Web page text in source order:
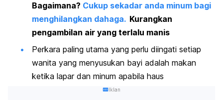
Bagaimana? Cukup sekadar anda minum bagi
menghilangkan dahaga. Kurangkan
pengambilan air yang terlalu manis
Perkara paling utama yang perlu diingati setiap
wanita yang menyusukan bayi adalah makan
ketika lapar dan minum apabila haus
Iklan